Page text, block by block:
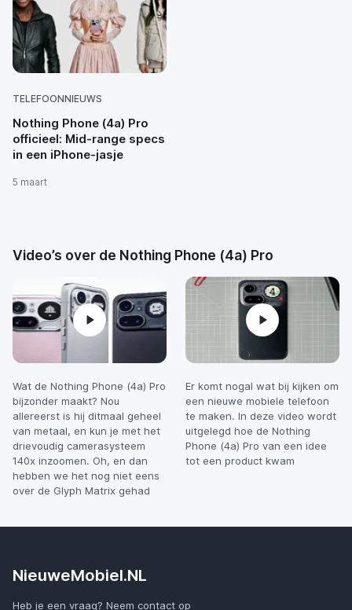
TELEFOONNIEUWS
Nothing Phone (4a) Pro
officieel: Mid-range specs
in een iPhone-jasje
5 maart
Video’s over de Nothing Phone (4a) Pro
Wat de Nothing Phone (4a) Pro
bijzonder maakt? Nou
allereerst is hij ditmaal geheel
van metaal, en kun je met het
drievoudig camerasysteem
140x inzoomen. Oh, en dan
hebben we het nog niet eens
over de Glyph Matrix gehad
Er komt nogal wat bij kijken om
een nieuwe mobiele telefoon
te maken. In deze video wordt
uitgelegd hoe de Nothing
Phone (4a) Pro van een idee
tot een product kwam
NieuweMobiel.NL
Heb je een vraag? Neem contact op